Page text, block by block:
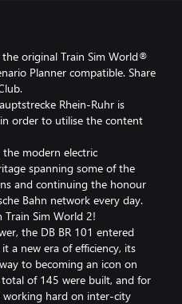
original Train Sim World®
Planner compatible. Share
Rhein-Ruhr is
order to utilise the content
the modern electric
spanning some of the
and continuing the honour
Bahn network every day.
Train Sim World 2!
the DB BR 101 entered
a new era of efficiency, its
to becoming an icon on
total of 145 were built, and for
working hard on inter-city